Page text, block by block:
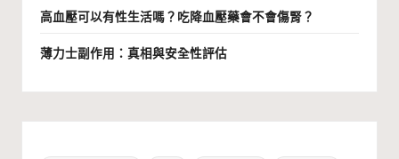
高血壓可以有性生活嗎？吃降血壓藥會不會傷腎？
薄力士副作用：真相與安全性評估